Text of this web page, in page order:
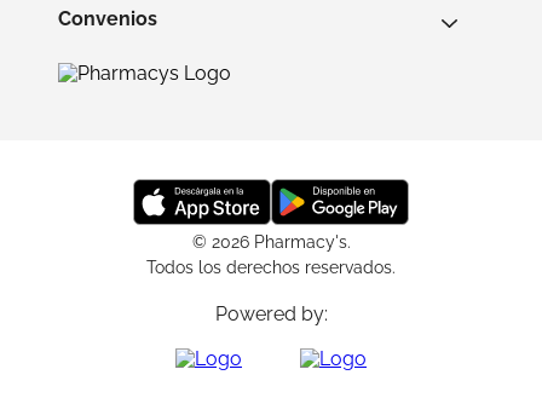
Convenios
© 2026 Pharmacy's.
Todos los derechos reservados.
Powered by: